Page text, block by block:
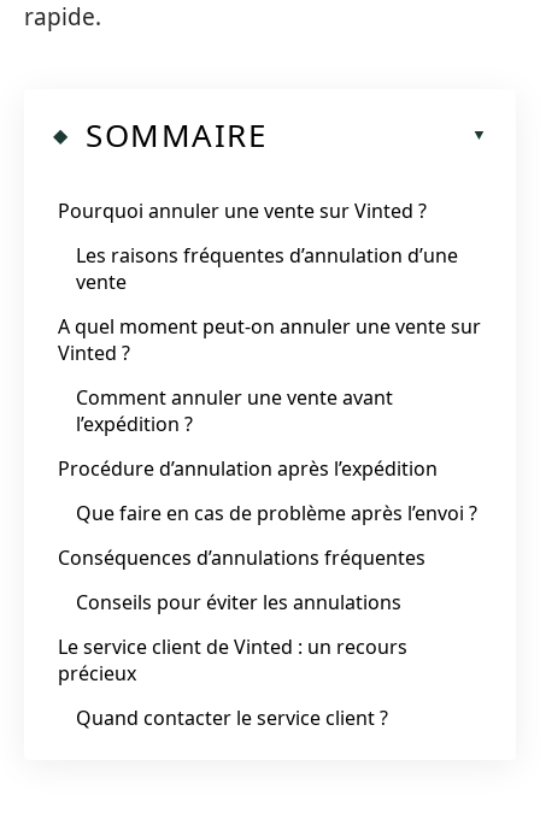
rapide.
SOMMAIRE
Pourquoi annuler une vente sur Vinted ?
Les raisons fréquentes d’annulation d’une
vente
A quel moment peut-on annuler une vente sur
Vinted ?
Comment annuler une vente avant
l’expédition ?
Procédure d’annulation après l’expédition
Que faire en cas de problème après l’envoi ?
Conséquences d’annulations fréquentes
Conseils pour éviter les annulations
Le service client de Vinted : un recours
précieux
Quand contacter le service client ?